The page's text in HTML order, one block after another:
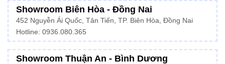
Showroom Biên Hòa - Đồng Nai
452 Nguyễn Ái Quốc, Tân Tiến, TP. Biên Hòa, Đồng Nai
Hotline: 0936.080.365
Showroom Thuận An - Bình Dương